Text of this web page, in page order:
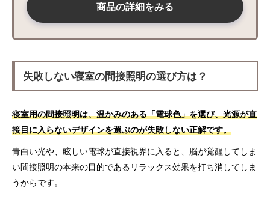
商品の詳細をみる
失敗しない寝室の間接照明の選び方は？
寝室用の間接照明は、温かみのある「電球色」を選び、光源が直
接目に入らないデザインを選ぶのが失敗しない正解です。
青白い光や、眩しい電球が直接視界に入ると、脳が覚醒してしま
い間接照明の本来の目的であるリラックス効果を打ち消してしま
うからです。